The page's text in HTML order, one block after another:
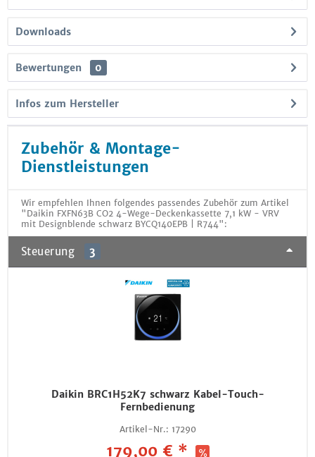
Downloads
Bewertungen 0
Infos zum Hersteller
Zubehör & Montage-
Dienstleistungen
Wir empfehlen Ihnen folgendes passendes Zubehör zum Artikel
"Daikin FXFN63B CO2 4-Wege-Deckenkassette 7,1 kW - VRV
mit Designblende schwarz BYCQ140EPB | R744":
Steuerung 3
Daikin BRC1H52K7 schwarz Kabel-Touch-
Fernbedienung
Artikel-Nr.: 17290
179,00 € *